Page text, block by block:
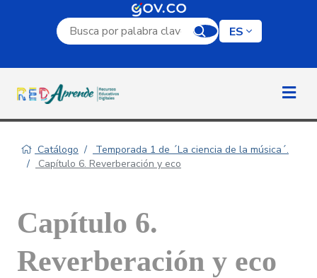
Campo de búsqueda por palabra clave
ES
Catálogo
Temporada 1 de ´La ciencia de la música´.
Capítulo 6. Reverberación y eco
Capítulo 6.
Reverberación y eco